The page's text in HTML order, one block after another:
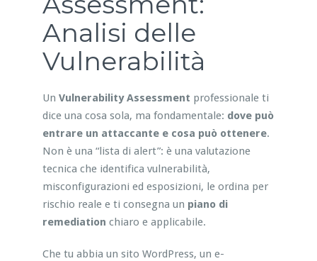
Analisi delle
Vulnerabilità
Un Vulnerability Assessment professionale ti
dice una cosa sola, ma fondamentale: dove può
entrare un attaccante e cosa può ottenere.
Non è una “lista di alert”: è una valutazione
tecnica che identifica vulnerabilità,
misconfigurazioni ed esposizioni, le ordina per
rischio reale e ti consegna un piano di
remediation chiaro e applicabile.
Che tu abbia un sito WordPress, un e-